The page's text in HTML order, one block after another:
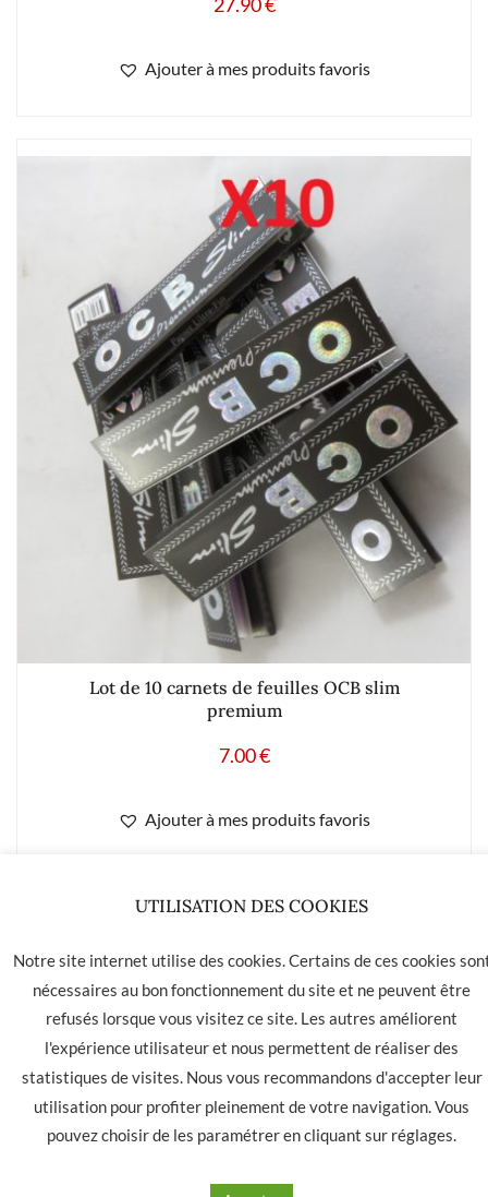
Ajouter à mes produits favoris
Lot de 10 carnets de feuilles OCB slim
premium
7.00€
Ajouter à mes produits favoris
LA HAVANE 40 bis rue des Tilleuls 30900 NIMES - Tél: 04 66
05 01 31
UTILISATION DES COOKIES
Notre site internet utilise des cookies. Certains de ces cookies
nécessaires au bon fonctionnement du site et ne peuvent être
refusés lorsque vous visitez ce site. Les autres améliorent
l'expérience utilisateur et nous permettent de réaliser des
statistiques de visites. Nous vous recommandons d'accepter leur
utilisation pour profiter pleinement de votre navigation. Vous
pouvez choisir de les paramétrer en cliquant sur réglages.